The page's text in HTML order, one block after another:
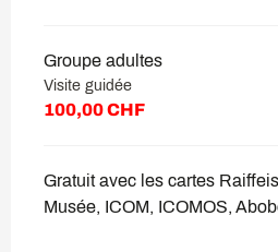
Groupe adultes
Visite guidée
100,00 CHF
Gratuit avec les cartes
Musée, ICOM, ICOMOS,